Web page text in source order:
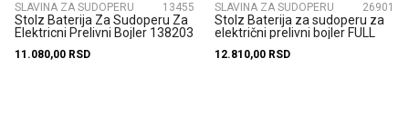
SLAVINA ZA SUDOPERU 13455
Stolz Baterija Za Sudoperu Za
Elektricni Prelivni Bojler 138203
11.080,00 RSD
SLAVINA ZA SUDOPERU 26901
Stolz Baterija za sudoperu za
električni prelivni bojler FULL
12.810,00 RSD